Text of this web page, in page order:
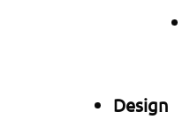
Design